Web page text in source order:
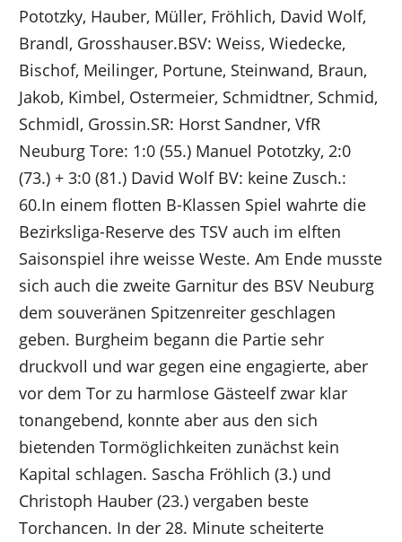
Pototzky, Hauber, Müller, Fröhlich, David Wolf,
Brandl, Grosshauser.BSV: Weiss, Wiedecke,
Bischof, Meilinger, Portune, Steinwand, Braun,
Jakob, Kimbel, Ostermeier, Schmidtner, Schmid,
Schmidl, Grossin.SR: Horst Sandner, VfR
Neuburg Tore: 1:0 (55.) Manuel Pototzky, 2:0
(73.) + 3:0 (81.) David Wolf BV: keine Zusch.:
60.In einem flotten B-Klassen Spiel wahrte die
Bezirksliga-Reserve des TSV auch im elften
Saisonspiel ihre weisse Weste. Am Ende musste
sich auch die zweite Garnitur des BSV Neuburg
dem souveränen Spitzenreiter geschlagen
geben. Burgheim begann die Partie sehr
druckvoll und war gegen eine engagierte, aber
vor dem Tor zu harmlose Gästeelf zwar klar
tonangebend, konnte aber aus den sich
bietenden Tormöglichkeiten zunächst kein
Kapital schlagen. Sascha Fröhlich (3.) und
Christoph Hauber (23.) vergaben beste
Torchancen. In der 28. Minute scheiterte